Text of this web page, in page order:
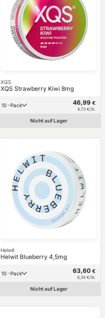
XQS
XQS Strawberry Kiwi 8mg
10 -Pack 46,99 €
4,70 €/St.
Nicht auf Lager
Helwit
Helwit Blueberry 4,5mg
10 -Pack 63,60 €
6,36 €/St.
Nicht auf Lager